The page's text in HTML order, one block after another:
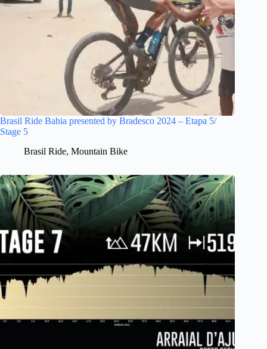
Brasil Ride Bahia presented by Bradesco 2024 – Etapa 5/
Stage 5
Brasil Ride, Mountain Bike